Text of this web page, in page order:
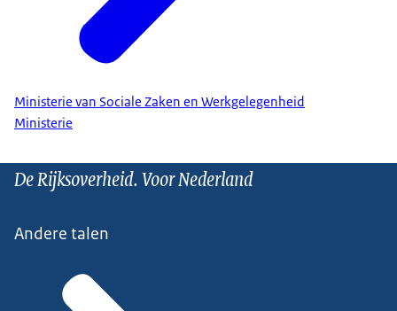
Ministerie van Sociale Zaken en Werkgelegenheid
Ministerie
De Rijksoverheid. Voor Nederland
Andere talen